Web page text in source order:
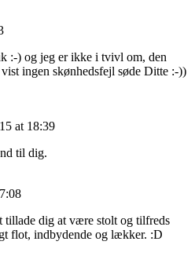
:-) og jeg er ikke i tvivl om, den
ingen skønhedsfejl søde Ditte :-))
at 18:39
til dig.
tillade dig at være stolt og tilfreds
flot, indbydende og lækker. :D